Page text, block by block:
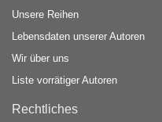
Unsere Reihen
Lebensdaten unserer Autoren
Wir über uns
Liste vorrätiger Autoren
Rechtliches